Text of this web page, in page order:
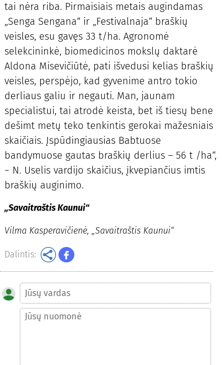
tai nėra riba. Pirmaisiais metais augindamas
„Senga Sengana“ ir „Festivalnaja“ braškių
veisles, esu gavęs 33 t/ha. Agronomė
selekcininkė, biomedicinos mokslų daktarė
Aldona Misevičiūtė, pati išvedusi kelias braškių
veisles, perspėjo, kad gyvenime antro tokio
derliaus galiu ir negauti. Man, jaunam
specialistui, tai atrodė keista, bet iš tiesų bene
dešimt metų teko tenkintis gerokai mažesniais
skaičiais. Įspūdingiausias Babtuose
bandymuose gautas braškių derlius – 56 t /ha“,
− N. Uselis vardijo skaičius, įkvepiančius imtis
braškių auginimo.
„Savaitraštis Kaunui“
Vilma Kasperavičienė, „Savaitraštis Kaunui“
Dalintis: